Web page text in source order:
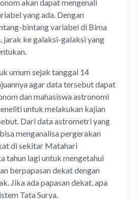
akan dapat mengenali
yang ada. Dengan
bintang variabel di Bima
jarak ke galaksi-galaksi yang
umum sejak tanggal 14
agar data tersebut dapat
dan mahasiswa astronomi
untuk melakukan kajian
Dari data astrometri yang
menganalisa pergerakan
di sekitar Matahari
tahun lagi untuk mengetahui
berpapasan dekat dengan
Jika ada papasan dekat, apa
Tata Surya.